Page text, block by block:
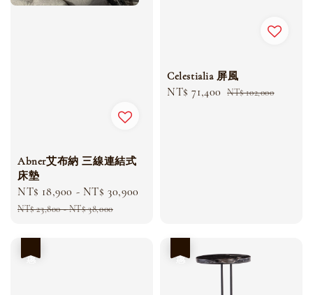
Abner艾布納 三線連結式
床墊
Sale
price
NT$ 18,900 - NT$ 30,900
NT$ 23,800-NT$ 38,000
Celestialia 屏風
Sale
NT$ 71,400 Regular
NT$ 102,000